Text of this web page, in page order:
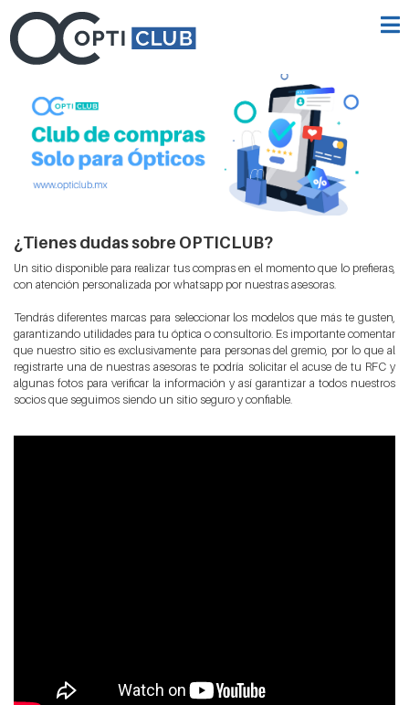
¿Tienes dudas sobre OPTICLUB?
Un sitio disponible para realizar tus compras en el momento que lo prefieras,
con atención personalizada por whatsapp por nuestras asesoras.
Tendrás diferentes marcas para seleccionar los modelos que más te gusten,
garantizando utilidades para tu óptica o consultorio. Es importante comentar
que nuestro sitio es exclusivamente para personas del gremio, por lo que al
registrarte una de nuestras asesoras te podría solicitar el acuse de tu RFC y
algunas fotos para verificar la información y así garantizar a todos nuestros
socios que seguimos siendo un sitio seguro y confiable.